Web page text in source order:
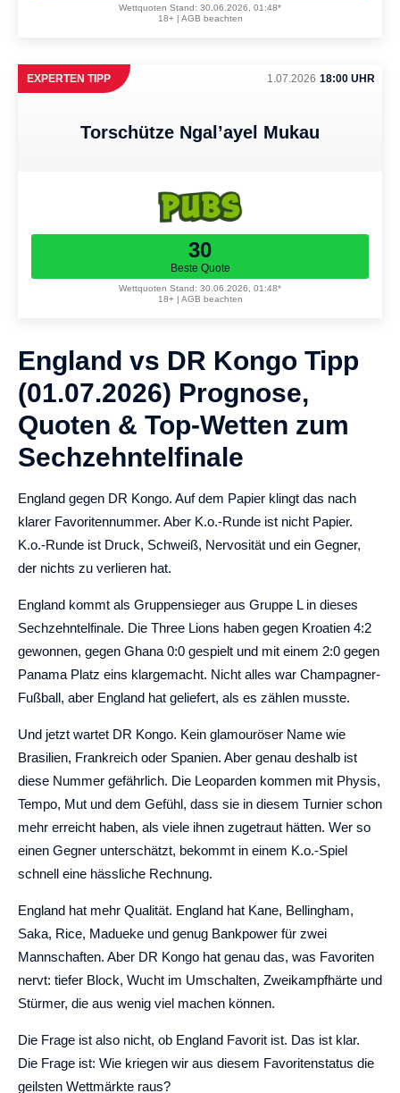
Wettquoten Stand: 30.06.2026, 01:48*
18+ | AGB beachten
EXPERTEN TIPP 1.07.2026 18:00 UHR
Torschütze Ngal’ayel Mukau
30
Beste Quote
Wettquoten Stand: 30.06.2026, 01:48*
18+ | AGB beachten
England vs DR Kongo Tipp
(01.07.2026) Prognose,
Quoten & Top-Wetten zum
Sechzehntelfinale
England gegen DR Kongo. Auf dem Papier klingt das nach
klarer Favoritennummer. Aber K.o.-Runde ist nicht Papier.
K.o.-Runde ist Druck, Schweiß, Nervosität und ein Gegner,
der nichts zu verlieren hat.
England kommt als Gruppensieger aus Gruppe L in dieses
Sechzehntelfinale. Die Three Lions haben gegen Kroatien 4:2
gewonnen, gegen Ghana 0:0 gespielt und mit einem 2:0 gegen
Panama Platz eins klargemacht. Nicht alles war Champagner-
Fußball, aber England hat geliefert, als es zählen musste.
Und jetzt wartet DR Kongo. Kein glamouröser Name wie
Brasilien, Frankreich oder Spanien. Aber genau deshalb ist
diese Nummer gefährlich. Die Leoparden kommen mit Physis,
Tempo, Mut und dem Gefühl, dass sie in diesem Turnier schon
mehr erreicht haben, als viele ihnen zugetraut hätten. Wer so
einen Gegner unterschätzt, bekommt in einem K.o.-Spiel
schnell eine hässliche Rechnung.
England hat mehr Qualität. England hat Kane, Bellingham,
Saka, Rice, Madueke und genug Bankpower für zwei
Mannschaften. Aber DR Kongo hat genau das, was Favoriten
nervt: tiefer Block, Wucht im Umschalten, Zweikampfhärte und
Stürmer, die aus wenig viel machen können.
Die Frage ist also nicht, ob England Favorit ist. Das ist klar.
Die Frage ist: Wie kriegen wir aus diesem Favoritenstatus die
geilsten Wettmärkte raus?